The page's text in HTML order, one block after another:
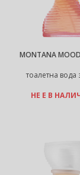
MONTANA
тоалетна вода
НЕ Е В